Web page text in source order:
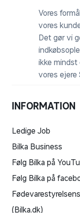
Vores
vores
Det gør vi
ikke mindst
vores ejere
INFORMATION
Ledige Job
Bilka Business
Følg Bilka på
Følg Bilka på
(Bilka.dk)